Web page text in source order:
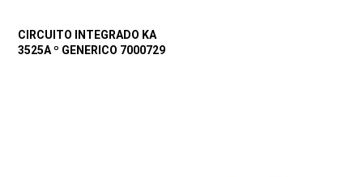
CIRCUITO INTEGRADO KA
3525A º GENERICO 7000729